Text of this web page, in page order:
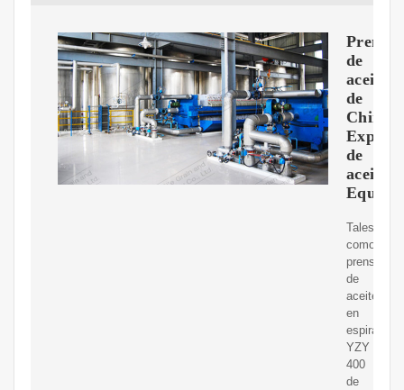
Prensa
de
aceite
de
China,
de
aceite,
Equipo
Tales
como:
prensa
de
aceite
en
espiral
YZY
400
de